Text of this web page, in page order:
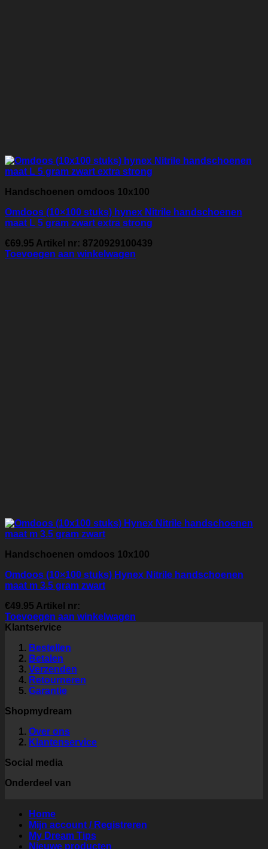
Handschoenen omdoos 10x100
Omdoos (10×100 stuks) hynex Nitrile handschoenen
maat L 5 gram zwart extra strong
€69.95 Artikel nr: 8720929100439
Toevoegen aan winkelwagen
Handschoenen omdoos 10x100
Omdoos (10×100 stuks) Hynex Nitrile handschoenen
maat m 3.5 gram zwart
€49.95 Artikel nr:
Toevoegen aan winkelwagen
Klantservice
Bestellen
Betalen
Verzenden
Retourneren
Garantie
Shopmydream
Over ons
Klantenservice
Social media
Onderdeel van
Home
Mijn account / Registreren
My Dream Tips
Nieuwe producten